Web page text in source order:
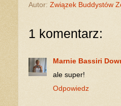
Autor: Związek Buddystów
1 komentarz:
Marnie Bassiri
ale super!
Odpowiedz